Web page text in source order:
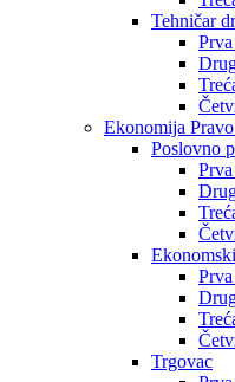
Tehničar
Ekonomija
Poslovno
Trgovac